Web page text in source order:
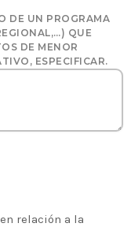
DE UN PROGRAMA
QUE
DE MENOR
ESPECIFICAR.
relación a la